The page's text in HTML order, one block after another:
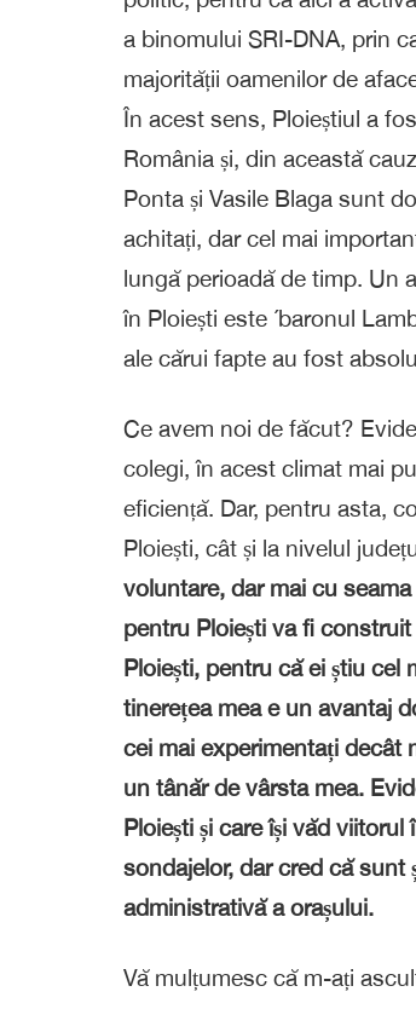
a binomului SRI-DNA, prin
majorității oamenilor de
În acest sens, Ploieștiul a
România și, din această
Ponta și Vasile Blaga sunt
achitați, dar cel mai
lungă perioadă de timp. Un
în Ploiești este ´baronul
ale cărui fapte au fost
Ce avem noi de făcut?
colegi, în acest climat mai
eficiență. Dar, pentru asta,
Ploiești, cât și la nivelul
voluntare, dar mai cu
pentru Ploiești va fi
Ploiești, pentru că ei știu cel
tinerețea mea e un avantaj
cei mai experimentați decât
un tânăr de vârsta mea.
Ploiești și care își văd
sondajelor, dar cred că
administrativă a orașului.
Vă mulțumesc că m-ați